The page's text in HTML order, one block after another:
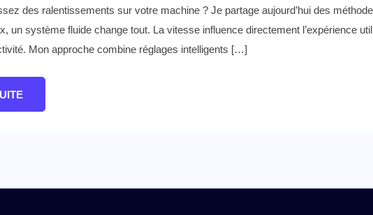
des ralentissements sur votre machine ? Je partage aujourd’hui des
un système fluide change tout. La vitesse influence directement l’expérience
Mon approche combine réglages intelligents […]